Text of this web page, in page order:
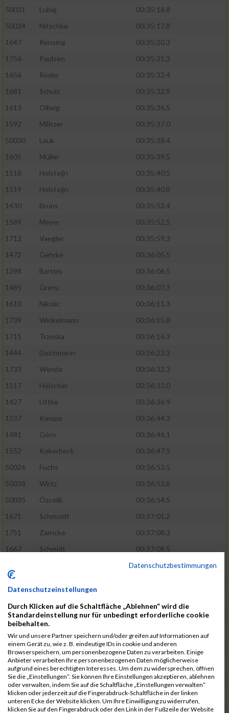
50031
Lubig
00:35:16.8
50034
Nitschke
00:35:17.8
1647
Rensing
00:35:20.3
1756
Paulsen
00:35:21.3
1656
Röder
00:35:32.4
1681
Schulz
00:35:32.9
1613
Ollwig
00:35:36.5
1592
Militzer
00:35:37.0
50030
Lauk
00:35:38.4
1605
Müller
00:35:39.5
1518
Holsteijn
00:35:40.5
1519
Holsteijn
00:35:40.8
1430
Bruns
00:35:52.4
1589
Meyer
00:35:52.5
1712
Vaegler
00:35:59.3
1472
Gehrke
00:36:05.5
1398
Bartels
00:36:06.5
1485
Grenz
00:36:07.3
1610
Nikolic
00:36:11.3
1739
Winkelmann
00:36:15.8
1711
Trzoska
00:36:16.3
1444
Deichmann
00:36:23.3
1733
Wende
00:36:32.3
1517
Hölscher
00:36:33.0
1427
Uttke
00:36:36.9
1537
Kempa
00:36:44.3
1481
Görn
00:36:46.1
1552
Kokerbeck
00:36:47.5
50026
Fuchs
00:36:53.5
50038
Wirtz
00:36:53.8
50035
Özcelik
00:36:54.5
1671
Schmoldt
00:37:01.2
1751
Zarncke
00:37:08.3
1667
Schmidt
00:37:08.5
00:37:08.8
1754
1526
Jelinek
00:37:24.8
1586
Mau
00:37:35.5
1670
Schmoldt
00:37:36.5
1753
Zimbal
00:37:41.5
1513
Heynen
00:37:42.0
Datenschutzbestimmungen
Datenschutzeinstellungen
Durch Klicken auf die Schaltfläche „Ablehnen“ wird die
Standardeinstellung nur für unbedingt erforderliche cookie
beibehalten.
Wir und unsere Partner speichern und/oder greifen auf Informationen auf
einem Gerät zu, wie z. B. eindeutige IDs in cookie und anderen
Browserspeichern, um personenbezogene Daten zu verarbeiten. Einige
Anbieter verarbeiten Ihre personenbezogenen Daten möglicherweise
aufgrund eines berechtigten Interesses. Um dem zu widersprechen, öffnen
Sie die „Einstellungen“. Sie können Ihre Einstellungen akzeptieren, ablehnen
oder verwalten, indem Sie auf die Schaltfläche „Einstellungen verwalten“
klicken oder jederzeit auf die Fingerabdruck-Schaltfläche in der linken
unteren Ecke der Website klicken. Um Ihre Einwilligung zu widerrufen,
klicken Sie auf den Fingerabdruck oder den Link in der Fußzeile der Website